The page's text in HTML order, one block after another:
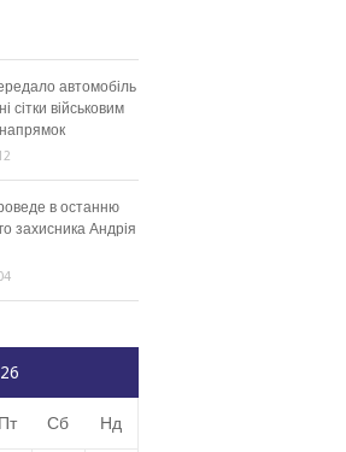
автомобіль
сітки військовим
в останню
захисника Андрія
Пт Сб Нд